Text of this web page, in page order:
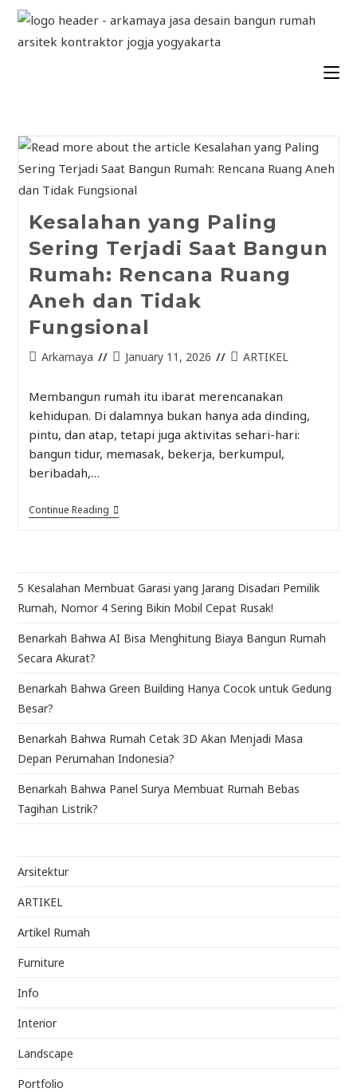
Kesalahan yang Paling
Sering Terjadi Saat Bangun
Rumah: Rencana Ruang
Aneh dan Tidak
Fungsional
Arkamaya January 11, 2026 ARTIKEL
Membangun rumah itu ibarat merencanakan
kehidupan. Di dalamnya bukan hanya ada dinding,
pintu, dan atap, tetapi juga aktivitas sehari-hari:
bangun tidur, memasak, bekerja, berkumpul,
beribadah,…
Continue Reading
5 Kesalahan Membuat Garasi yang Jarang Disadari Pemilik
Rumah, Nomor 4 Sering Bikin Mobil Cepat Rusak!
Benarkah Bahwa AI Bisa Menghitung Biaya Bangun Rumah
Secara Akurat?
Benarkah Bahwa Green Building Hanya Cocok untuk Gedung
Besar?
Benarkah Bahwa Rumah Cetak 3D Akan Menjadi Masa
Depan Perumahan Indonesia?
Benarkah Bahwa Panel Surya Membuat Rumah Bebas
Tagihan Listrik?
Arsitektur
ARTIKEL
Artikel Rumah
Furniture
Info
Interior
Landscape
Portfolio